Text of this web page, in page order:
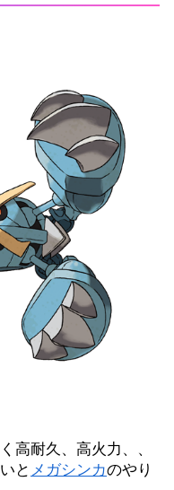
高耐久、高火力、、
と メガシンカのやり